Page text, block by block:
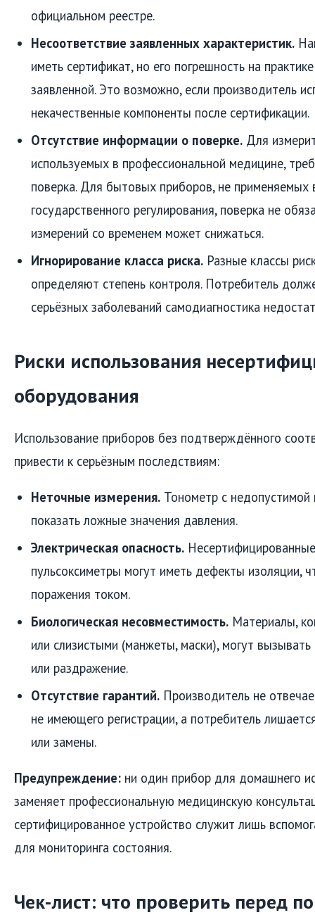
официальном реестре.
Несоответствие заявленных характеристик.
иметь сертификат, но его погрешность на
заявленной. Это возможно, если производитель
некачественные компоненты после сертификации.
Отсутствие информации о поверке. Для
используемых в профессиональной медицине,
поверка. Для бытовых приборов, не применяемых
государственного регулирования, поверка не
измерений со временем может снижаться.
Игнорирование класса риска. Разные классы
определяют степень контроля. Потребитель
серьёзных заболеваний самодиагностика
Риски использования
оборудования
Использование приборов без подтверждённого
привести к серьёзным последствиям:
Неточные измерения. Тонометр с
показать ложные значения давления.
Электрическая опасность.
пульсоксиметры могут иметь дефекты изоляции,
поражения током.
Биологическая несовместимость. Материалы,
или слизистыми (манжеты, маски), могут вызывать
или раздражение.
Отсутствие гарантий. Производитель не
не имеющего регистрации, а потребитель
или замены.
Предупреждение: ни один прибор для домашнего
заменяет профессиональную медицинскую
сертифицированное устройство служит лишь
для мониторинга состояния.
Чек-лист: что проверить перед